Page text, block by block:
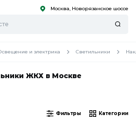
оро Москва, Новорязанское шоссе
и электрика Светильники
ЖКХ в Москве
Фильтры Категории